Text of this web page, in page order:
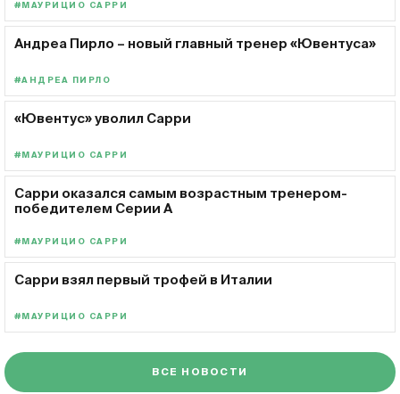
#МАУРИЦИО САРРИ
Андреа Пирло – новый главный тренер «Ювентуса»
#АНДРЕА ПИРЛО
«Ювентус» уволил Сарри
#МАУРИЦИО САРРИ
Сарри оказался самым возрастным тренером-
победителем Серии А
#МАУРИЦИО САРРИ
Сарри взял первый трофей в Италии
#МАУРИЦИО САРРИ
ВСЕ НОВОСТИ